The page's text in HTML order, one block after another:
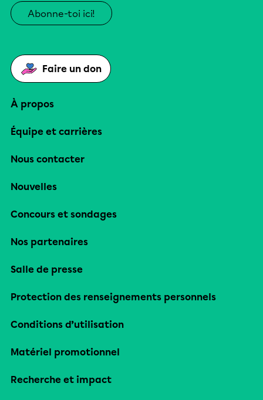
Abonne-toi ici!
Faire un don
À propos
Équipe et carrières
Nous contacter
Nouvelles
Concours et sondages
Nos partenaires
Salle de presse
Protection des renseignements personnels
Conditions d’utilisation
Matériel promotionnel
Recherche et impact